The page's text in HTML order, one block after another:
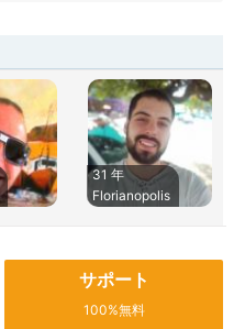
31 年
Florianopolis
サポート
100%無料